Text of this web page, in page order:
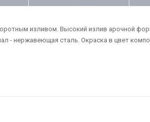
изливом. Высокий излив арочной
- нержавеющая сталь. Окраска в цвет